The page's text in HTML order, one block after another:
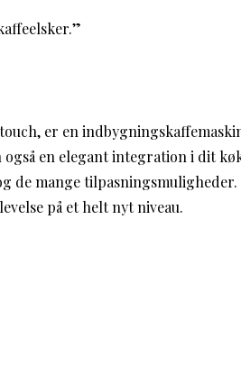
er en
en elegant integration i dit
de mange tilpasningsmuligheder.
på et helt nyt niveau.